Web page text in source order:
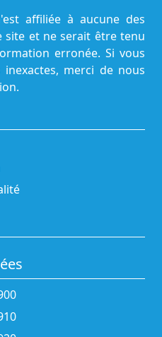
affiliée à aucune des
site et ne serait être tenu
erronée. Si vous
merci de nous